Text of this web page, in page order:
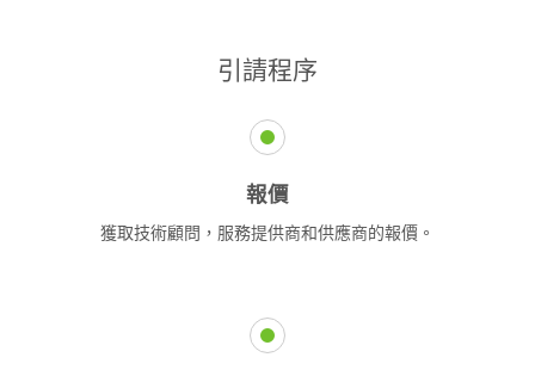
引請程序
報價
獲取技術顧問，服務提供商和供應商的報價。